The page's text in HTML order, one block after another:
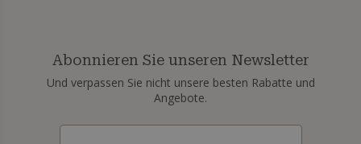
Abonnieren Sie unseren Newsletter
Und verpassen Sie nicht unsere besten Rabatte und
Angebote.